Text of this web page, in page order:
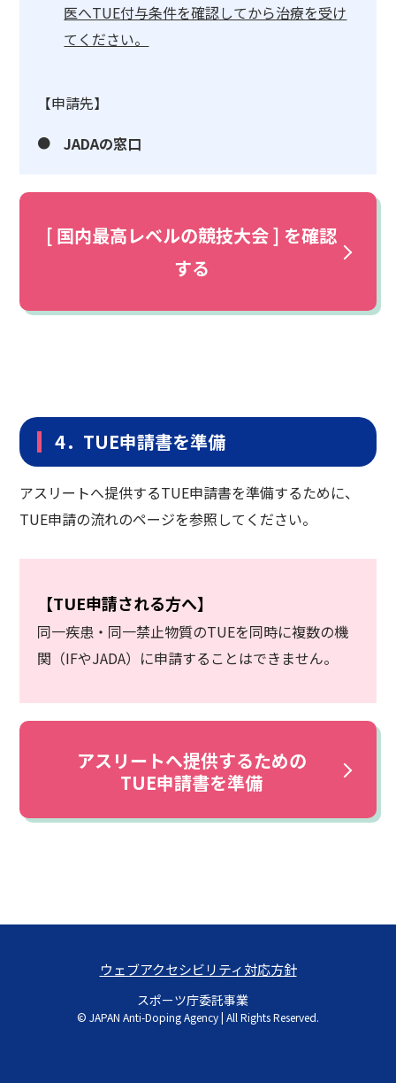
医へTUE付与条件を確認してから治療を受け
てください。
【申請先】
JADAの窓口
[ 国内最高レベルの競技大会 ] を確認
する
4．TUE申請書を準備
アスリートへ提供するTUE申請書を準備するために、
TUE申請の流れのページを参照してください。
【TUE申請される方へ】
同一疾患・同一禁止物質のTUEを同時に複数の機
関（IFやJADA）に申請することはできません。
アスリートへ提供するための
TUE申請書を準備
ウェブアクセシビリティ対応方針
スポーツ庁委託事業
© JAPAN Anti-Doping Agency | All Rights Reserved.